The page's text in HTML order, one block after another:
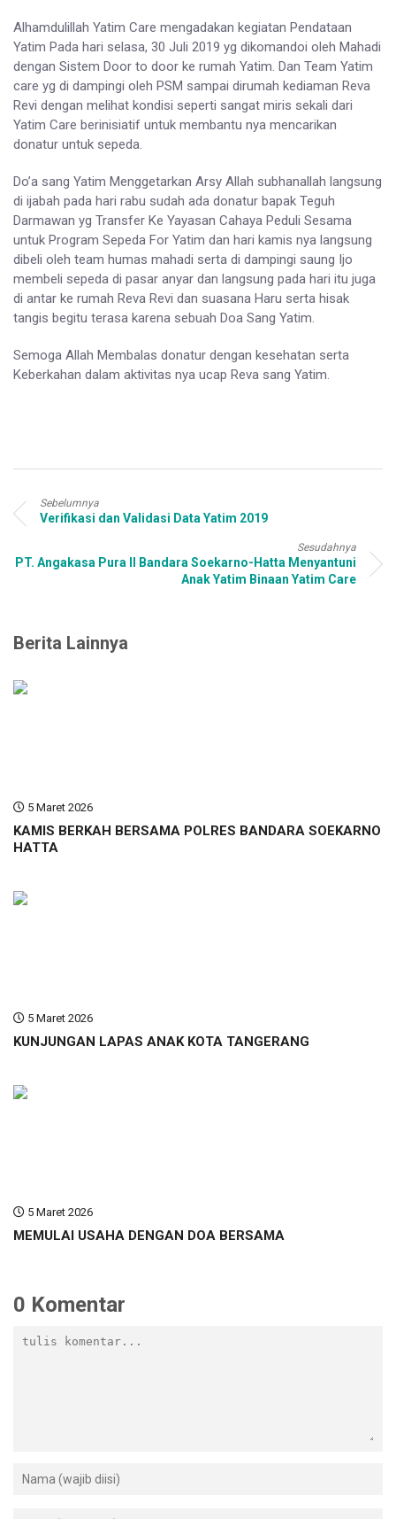
Alhamdulillah Yatim Care mengadakan kegiatan Pendataan
Yatim Pada hari selasa, 30 Juli 2019 yg dikomandoi oleh Mahadi
dengan Sistem Door to door ke rumah Yatim. Dan Team Yatim
care yg di dampingi oleh PSM sampai dirumah kediaman Reva
Revi dengan melihat kondisi seperti sangat miris sekali dari
Yatim Care berinisiatif untuk membantu nya mencarikan
donatur untuk sepeda.
Do’a sang Yatim Menggetarkan Arsy Allah subhanallah langsung
di ijabah pada hari rabu sudah ada donatur bapak Teguh
Darmawan yg Transfer Ke Yayasan Cahaya Peduli Sesama
untuk Program Sepeda For Yatim dan hari kamis nya langsung
dibeli oleh team humas mahadi serta di dampingi saung Ijo
membeli sepeda di pasar anyar dan langsung pada hari itu juga
di antar ke rumah Reva Revi dan suasana Haru serta hisak
tangis begitu terasa karena sebuah Doa Sang Yatim.
Semoga Allah Membalas donatur dengan kesehatan serta
Keberkahan dalam aktivitas nya ucap Reva sang Yatim.
Sebelumnya
Verifikasi dan Validasi Data Yatim 2019
Sesudahnya
PT. Angakasa Pura II Bandara Soekarno-Hatta Menyantuni
Anak Yatim Binaan Yatim Care
Berita Lainnya
5 Maret 2026
KAMIS BERKAH BERSAMA POLRES BANDARA SOEKARNO
HATTA
5 Maret 2026
KUNJUNGAN LAPAS ANAK KOTA TANGERANG
5 Maret 2026
MEMULAI USAHA DENGAN DOA BERSAMA
0 Komentar